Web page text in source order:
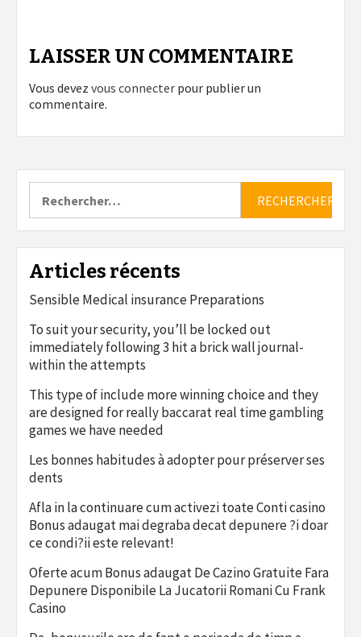
LAISSER UN COMMENTAIRE
Vous devez vous connecter pour publier un
commentaire.
Articles récents
Sensible Medical insurance Preparations
To suit your security, you’ll be locked out
immediately following 3 hit a brick wall journal-
within the attempts
This type of include more winning choice and they
are designed for really baccarat real time gambling
games we have needed
Les bonnes habitudes à adopter pour préserver ses
dents
Afla in la continuare cum activezi toate Conti casino
Bonus adaugat mai degraba decat depunere ?i doar
ce condi?ii este relevant!
Oferte acum Bonus adaugat De Cazino Gratuite Fara
Depunere Disponibile La Jucatorii Romani Cu Frank
Casino